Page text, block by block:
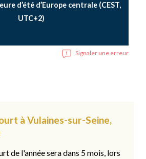
d’été d’Europe centrale (CEST,
UTC+2)
Signaler une erreur
à Vulaines-sur-Seine,
de l'année sera dans 5 mois, lors